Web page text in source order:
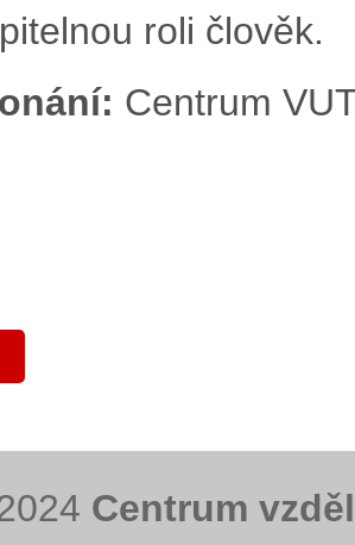
roli člověk.
Centrum
Centrum